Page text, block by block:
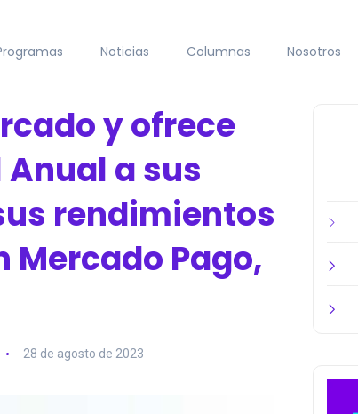
Noticias Columnas Nosotros
y ofrece
Anual a sus
rendimientos
Pago,
28 de agosto de 2023